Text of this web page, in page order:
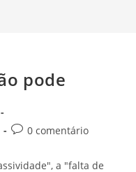
pode
0 comentário
a "falta de